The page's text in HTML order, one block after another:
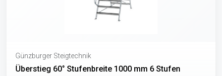
Günzburger Steigtechnik
Überstieg 60° Stufenbreite 1000 mm 6 Stufen